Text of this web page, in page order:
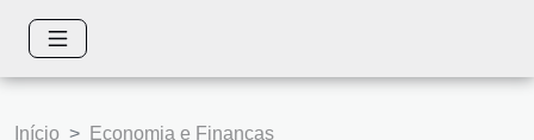
Início
Economia e Finanças